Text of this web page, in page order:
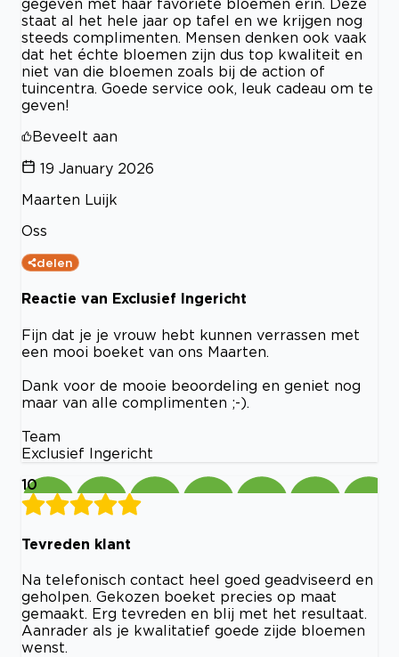
gegeven met haar favoriete bloemen erin. Deze
staat al het hele jaar op tafel en we krijgen nog
steeds complimenten. Mensen denken ook vaak
dat het échte bloemen zijn dus top kwaliteit en
niet van die bloemen zoals bij de action of
tuincentra. Goede service ook, leuk cadeau om te
geven!
Beveelt aan
19 January 2026
Maarten Luijk
Oss
delen
Reactie van Exclusief Ingericht
Fijn dat je je vrouw hebt kunnen verrassen met
een mooi boeket van ons Maarten.
Dank voor de mooie beoordeling en geniet nog
maar van alle complimenten ;-).
Team
Exclusief Ingericht
10
Tevreden klant
Na telefonisch contact heel goed geadviseerd en
geholpen. Gekozen boeket precies op maat
gemaakt. Erg tevreden en blij met het resultaat.
Aanrader als je kwalitatief goede zijde bloemen
wenst.